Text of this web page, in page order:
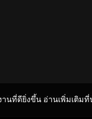
นที่ดียิ่งขึ้น อ่านเพิ่มเติ